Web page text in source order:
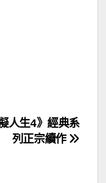
擬人生4》經典系
列正宗續作